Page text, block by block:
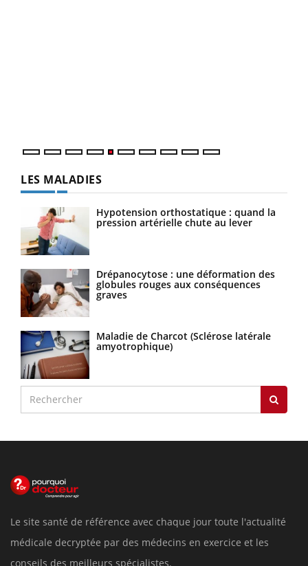
LES MALADIES
Hypotension orthostatique : quand la
pression artérielle chute au lever
Drépanocytose : une déformation des
globules rouges aux conséquences
graves
Maladie de Charcot (Sclérose latérale
amyotrophique)
Le site santé de référence avec chaque jour toute l'actualité
médicale decryptée par des médecins en exercice et les
conseils des meilleurs spécialistes.